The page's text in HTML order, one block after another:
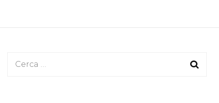
Ricerca